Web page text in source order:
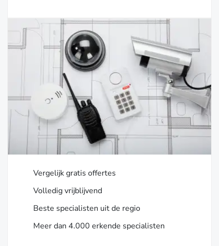
Vergelijk gratis offertes
Volledig vrijblijvend
Beste specialisten uit de regio
Meer dan 4.000 erkende specialisten